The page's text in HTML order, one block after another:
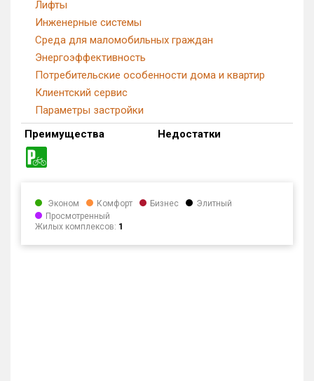
Лифты
Инженерные системы
Среда для маломобильных граждан
Энергоэффективность
Потребительские особенности дома и квартир
Клиентский сервис
Параметры застройки
Преимущества
Недостатки
Эконом Комфорт Бизнес
Элитный
Просмотренный
Жилых комплексов: 1